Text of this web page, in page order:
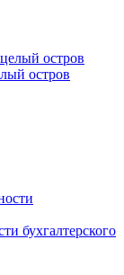
остров
бухгалтерского